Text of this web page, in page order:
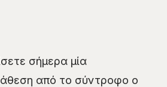
σήμερα μία
από το σύντροφο ο